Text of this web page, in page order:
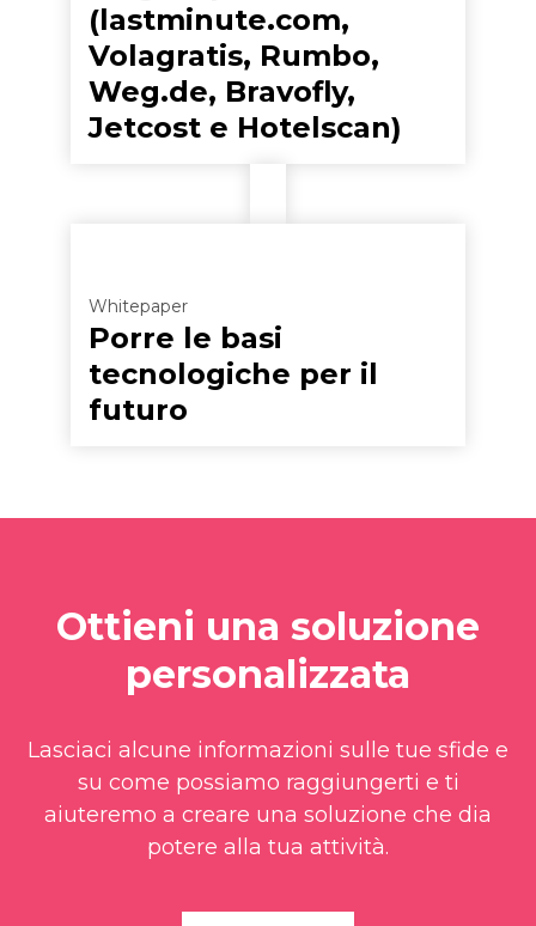
(lastminute.com,
Volagratis, Rumbo,
Weg.de, Bravofly,
Jetcost e Hotelscan)
Whitepaper
Porre le basi
tecnologiche per il
futuro
Ottieni una soluzione
personalizzata
Lasciaci alcune informazioni sulle tue sfide e
su come possiamo raggiungerti e ti
aiuteremo a creare una soluzione che dia
potere alla tua attività.